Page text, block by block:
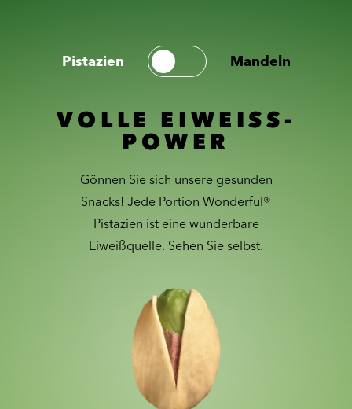
Pistazien Mandeln
VOLLE EIWEISS-
POWER
Gönnen Sie sich unsere gesunden
Snacks! Jede Portion Wonderful®
Pistazien ist eine wunderbare
Eiweißquelle. Sehen Sie selbst.